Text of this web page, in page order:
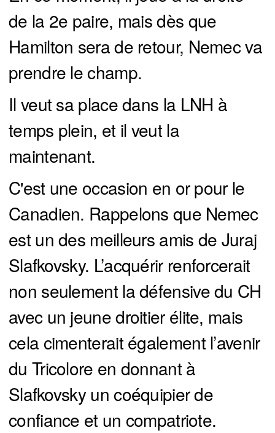
de la 2e paire, mais dès que
Hamilton sera de retour, Nemec va
prendre le champ.
Il veut sa place dans la LNH à
temps plein, et il veut la
maintenant.
C'est une occasion en or pour le
Canadien. Rappelons que Nemec
est un des meilleurs amis de Juraj
Slafkovsky. L’acquérir renforcerait
non seulement la défensive du CH
avec un jeune droitier élite, mais
cela cimenterait également l’avenir
du Tricolore en donnant à
Slafkovsky un coéquipier de
confiance et un compatriote.